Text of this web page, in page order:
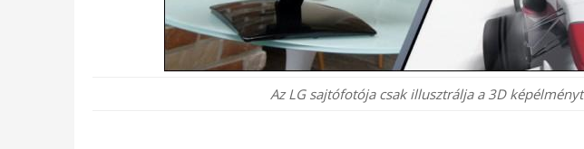
Az LG sajtófotója csak illusztrálja a 3D képélményt